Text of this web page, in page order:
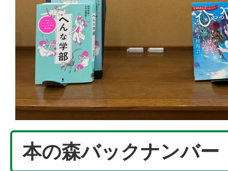
本の森バックナンバー